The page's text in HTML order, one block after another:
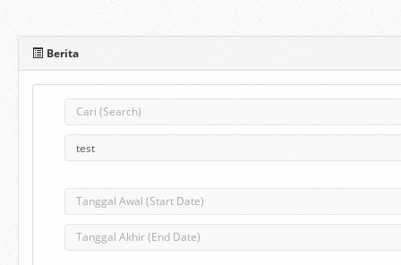
Berita